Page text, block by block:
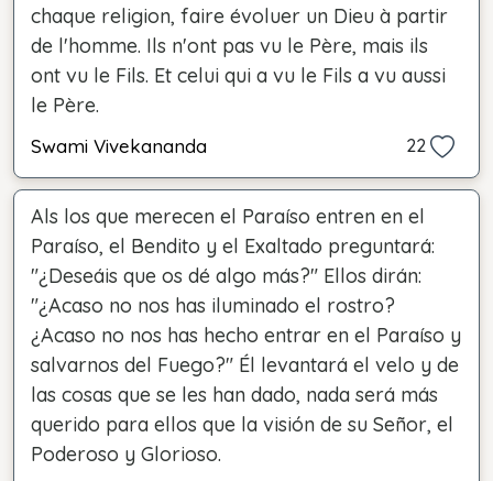
chaque religion, faire évoluer un Dieu à partir
de l'homme. Ils n'ont pas vu le Père, mais ils
ont vu le Fils. Et celui qui a vu le Fils a vu aussi
le Père.
Swami Vivekananda 22
Als los que merecen el Paraíso entren en el
Paraíso, el Bendito y el Exaltado preguntará:
"¿Deseáis que os dé algo más?" Ellos dirán:
"¿Acaso no nos has iluminado el rostro?
¿Acaso no nos has hecho entrar en el Paraíso y
salvarnos del Fuego?" Él levantará el velo y de
las cosas que se les han dado, nada será más
querido para ellos que la visión de su Señor, el
Poderoso y Glorioso.